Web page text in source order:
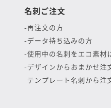
名刺ご注文
再注文の方
データ持ち込みの方
使用中の名刺をエコ素材
デザインからおまかせ注
テンプレート名刺から注